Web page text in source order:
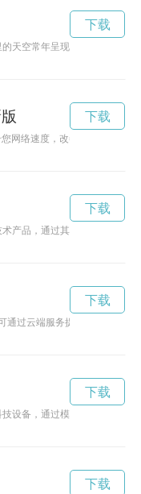
天空常年呈现出橘色的云彩
下载
网络速度，改善您上网体验
下载
产品，通过其创新的加速器
下载
通过云端服务提升工作效率
下载
设备，通过模拟鲸鱼游泳时
下载
下载